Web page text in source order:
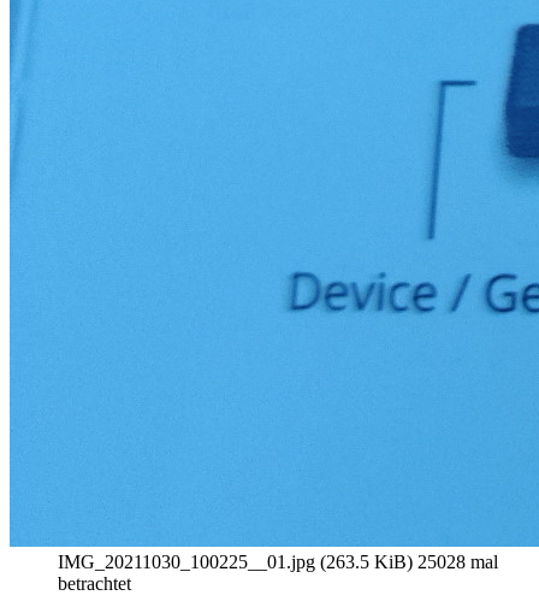
IMG_20211030_100225__01.jpg (263.5 KiB) 25028 mal
betrachtet